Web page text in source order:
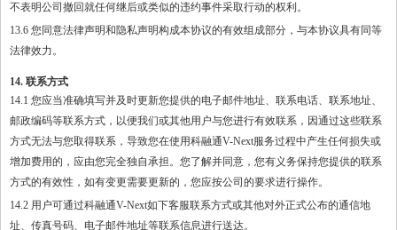
不表明公司撤回就任何继后或类似的违约事件采取行动的权利。
13.6 您同意法律声明和隐私声明构成本协议的有效组成部分，与本协议具有同等
法律效力。
14. 联系方式
14.1 您应当准确填写并及时更新您提供的电子邮件地址、联系电话、联系地址、
邮政编码等联系方式，以便我们或其他用户与您进行有效联系，因通过这些联系
方式无法与您取得联系，导致您在使用科融通V-Next服务过程中产生任何损失或
增加费用的，应由您完全独自承担。您了解并同意，您有义务保持您提供的联系
方式的有效性，如有变更需要更新的，您应按公司的要求进行操作。
14.2 用户可通过科融通V-Next如下客服联系方式或其他对外正式公布的通信地
址、传真号码、电子邮件地址等联系信息进行送达。